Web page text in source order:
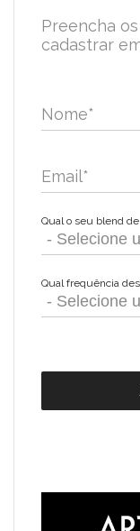
Preencha
cadastrar
Nome*
Email*
Qual o seu blend
Qual frequência